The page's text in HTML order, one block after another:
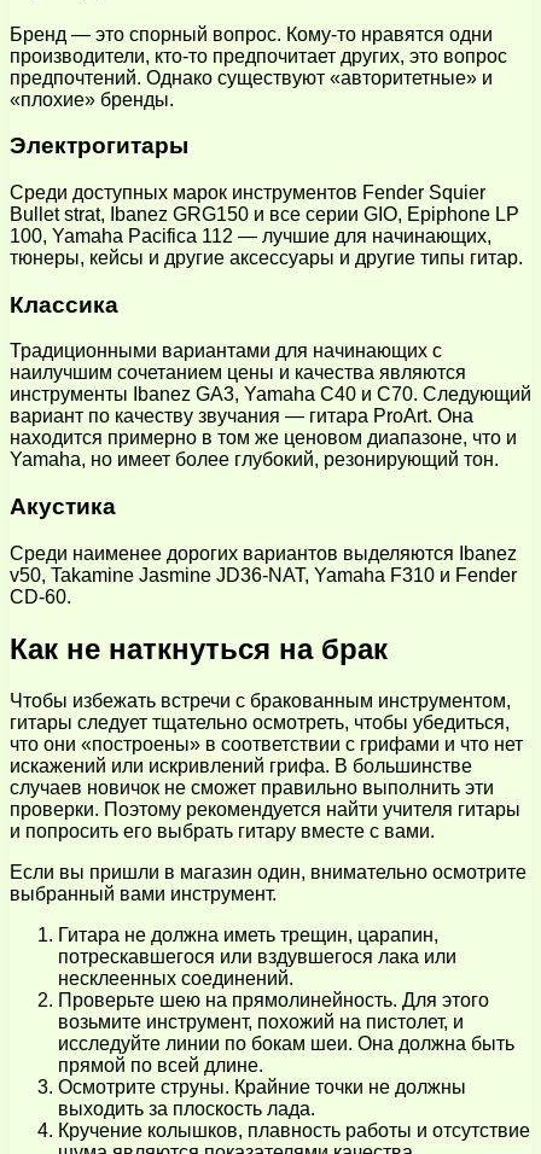
Бренд — это спорный вопрос. Кому-то нравятся одни
производители, кто-то предпочитает других, это вопрос
предпочтений. Однако существуют «авторитетные» и
«плохие» бренды.
Электрогитары
Среди доступных марок инструментов Fender Squier
Bullet strat, Ibanez GRG150 и все серии GIO, Epiphone LP
100, Yamaha Pacifica 112 — лучшие для начинающих,
тюнеры, кейсы и другие аксессуары и другие типы гитар.
Классика
Традиционными вариантами для начинающих с
наилучшим сочетанием цены и качества являются
инструменты Ibanez GA3, Yamaha C40 и C70. Следующий
вариант по качеству звучания — гитара ProArt. Она
находится примерно в том же ценовом диапазоне, что и
Yamaha, но имеет более глубокий, резонирующий тон.
Акустика
Среди наименее дорогих вариантов выделяются Ibanez
v50, Takamine Jasmine JD36-NAT, Yamaha F310 и Fender
CD-60.
Как не наткнуться на брак
Чтобы избежать встречи с бракованным инструментом,
гитары следует тщательно осмотреть, чтобы убедиться,
что они «построены» в соответствии с грифами и что нет
искажений или искривлений грифа. В большинстве
случаев новичок не сможет правильно выполнить эти
проверки. Поэтому рекомендуется найти учителя гитары
и попросить его выбрать гитару вместе с вами.
Если вы пришли в магазин один, внимательно осмотрите
выбранный вами инструмент.
Гитара не должна иметь трещин, царапин,
потрескавшегося или вздувшегося лака или
несклеенных соединений.
Проверьте шею на прямолинейность. Для этого
возьмите инструмент, похожий на пистолет, и
исследуйте линии по бокам шеи. Она должна быть
прямой по всей длине.
Осмотрите струны. Крайние точки не должны
выходить за плоскость лада.
Кручение колышков, плавность работы и отсутствие